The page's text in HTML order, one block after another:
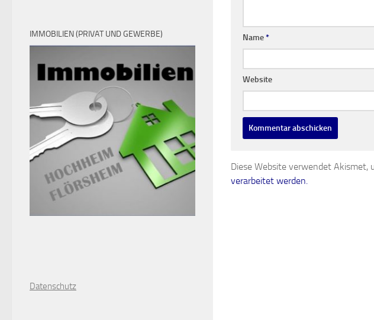
Name*
Website
Diese Website verwendet Akismet,
verarbeitet werden.
IMMOBILIEN (PRIVAT UND GEWERBE)
Datenschutz